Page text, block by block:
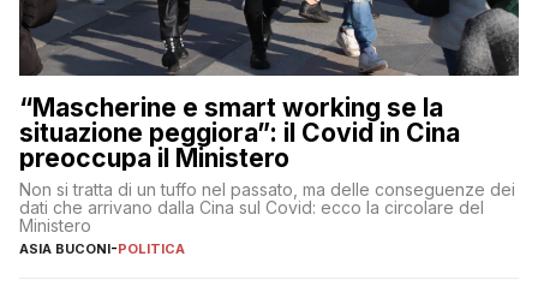
“Mascherine e smart working se la
situazione peggiora”: il Covid in Cina
preoccupa il Ministero
Non si tratta di un tuffo nel passato, ma delle conseguenze dei
dati che arrivano dalla Cina sul Covid: ecco la circolare del
Ministero
ASIA BUCONI-POLITICA